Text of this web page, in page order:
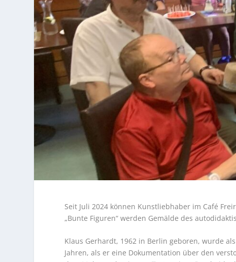
Seit Juli 2024 können Kunstliebhaber im Café
„Bunte Figuren“ werden Gemälde des
Klaus Gerhardt, 1962 in Berlin geboren, wurde
Jahren, als er eine Dokumentation über den